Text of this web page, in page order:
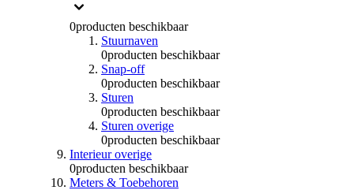
0producten beschikbaar
Stuurnaven
0producten beschikbaar
Snap-off
0producten beschikbaar
Sturen
0producten beschikbaar
Sturen overige
0producten beschikbaar
Interieur overige
0producten beschikbaar
Meters & Toebehoren